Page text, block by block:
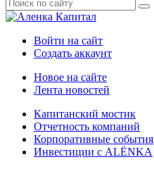
Войти на сайт
Создать аккаунт
Новое на сайте
Лента новостей
Капитанский мостик
Отчетность компаний
Корпоративные события
Инвестиции с ALЁNKA